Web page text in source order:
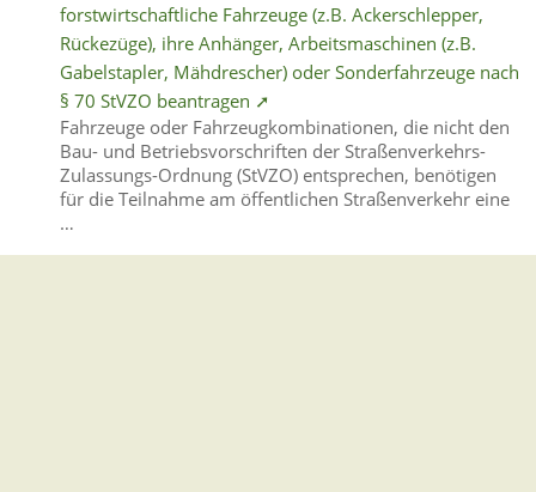
forstwirtschaftliche Fahrzeuge (z.B. Ackerschlepper,
Rückezüge), ihre Anhänger, Arbeitsmaschinen (z.B.
Gabelstapler, Mähdrescher) oder Sonderfahrzeuge nach
§ 70 StVZO beantragen ➚
Fahrzeuge oder Fahrzeugkombinationen, die nicht den
Bau- und Betriebsvorschriften der Straßenverkehrs-
Zulassungs-Ordnung (StVZO) entsprechen, benötigen
für die Teilnahme am öffentlichen Straßenverkehr eine
…